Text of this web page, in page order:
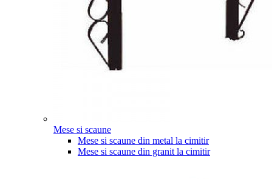
Mese si scaune
Mese si scaune din metal la cimitir
Mese si scaune din granit la cimitir